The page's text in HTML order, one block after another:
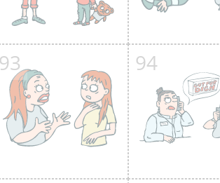
93 94